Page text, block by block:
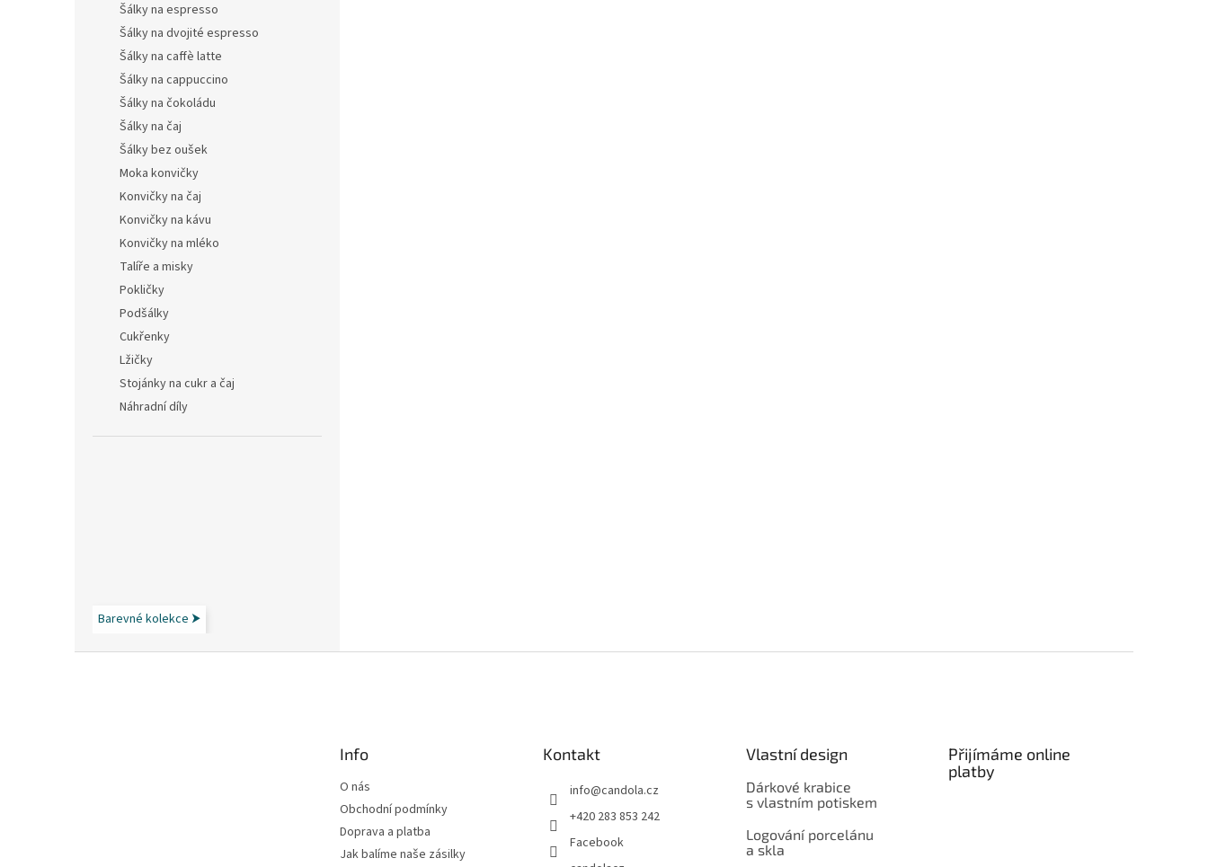
Šálky na espresso
Šálky na dvojité espresso
Šálky na caffè latte
Šálky na cappuccino
Šálky na čokoládu
Šálky na čaj
Šálky bez oušek
Moka konvičky
Konvičky na čaj
Konvičky na kávu
Konvičky na mléko
Talíře a misky
Pokličky
Podšálky
Cukřenky
Lžičky
Stojánky na cukr a čaj
Náhradní díly
Barevné kolekce ⮞
Info
O nás
Obchodní podmínky
Doprava a platba
Jak balíme naše zásilky
Kontakt
info@candola.cz
+420 283 853 242
Facebook
Vlastní design
Dárkové krabice
s vlastním potiskem
Logování porcelánu
a skla
Přijímáme online
platby